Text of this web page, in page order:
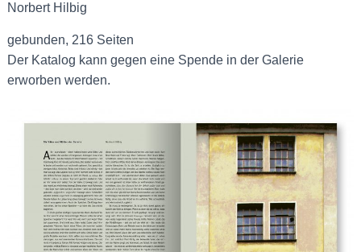
Norbert Hilbig
gebunden, 216 Seiten
Der Katalog kann gegen eine Spende in der Galerie
erworben werden.